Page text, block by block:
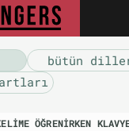
bütün
ÖĞRENIRKEN